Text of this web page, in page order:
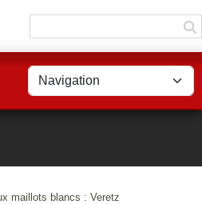
maillots blancs : Veretz